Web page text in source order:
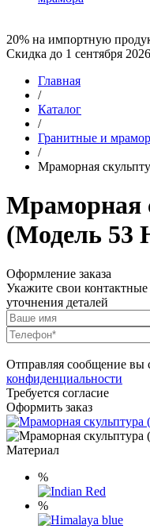
20% на импортную
Скидка до 1 сентября
Главная
/
Каталог
/
Гранитные и
/
Мраморная
Мраморная
(Модель 53
Оформление заказа
Укажите свои
уточнения деталей
Отправляя сообщение вы
конфиденциальности
Требуется согласие
Оформить заказ
Материал
%
%